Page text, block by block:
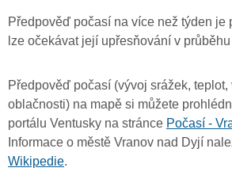
Předpověď počasí na více než týden je
lze očekávat její upřesňování v
Předpověď počasí (vývoj srážek, teplot,
oblačnosti) na mapě si můžete
portálu Ventusky na stránce Počasí -
Informace o městě Vranov nad Dyjí
Wikipedie.